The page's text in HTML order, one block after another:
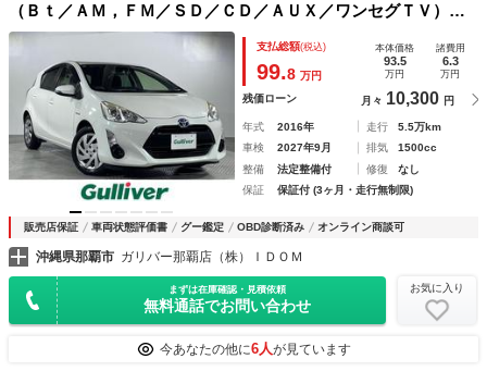
（Ｂｔ／ＡＭ，ＦＭ／ＳＤ／ＣＤ／ＡＵＸ／ワンセグＴＶ）
バックカメラ ビルトインＥＴＣ 前後ドラレコ ドライビン
グモードセレクト ステアリングリモコン
支払総額(税込)
99.8 万円
本体価格
93.5
万円
諸費用
6.3
万円
残価ローン 月々 10,300 円
年式 2016年 走行
5.5万km
車検
2027年9月 排気
1500cc
整備
法定整備付 修復
なし
保証
保証付 (3ヶ月・走行無制限)
販売店保証 車両状態評価書 グー鑑定 OBD診断済み オンライン商談可
沖縄県那覇市 ガリバー那覇店（株）ＩＤＯＭ
まずは在庫確認・見積依頼
無料通話でお問い合わせ
お気に入り
今あなたの他に6人が見ています